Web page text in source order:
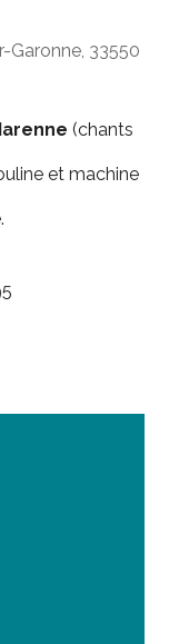
Garonne, 33550
(chants
et machine